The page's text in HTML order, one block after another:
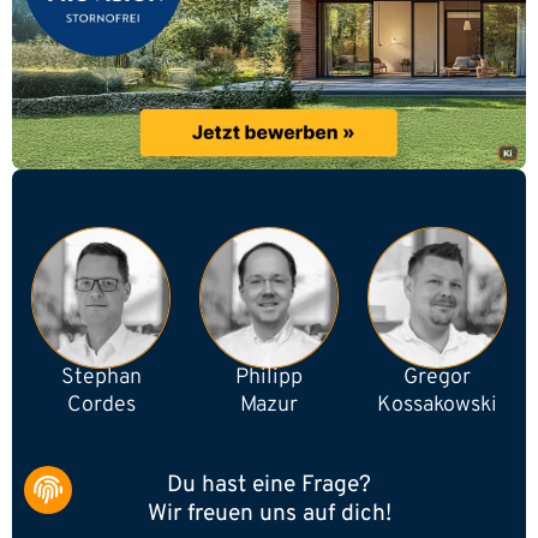
Stephan
Cordes
Philipp
Mazur
Gregor
Kossakowski
Du hast eine Frage?
Wir freuen uns auf dich!